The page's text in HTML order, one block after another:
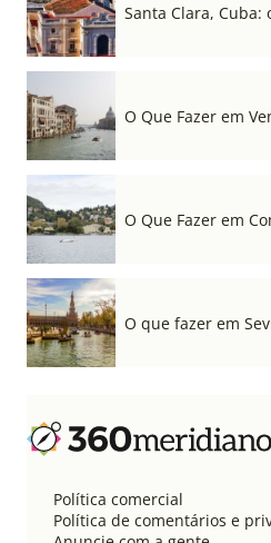
Santa Clara, Cuba:
O Que Fazer em
O Que Fazer em
O que fazer em
Política comercial
Política de comentários e